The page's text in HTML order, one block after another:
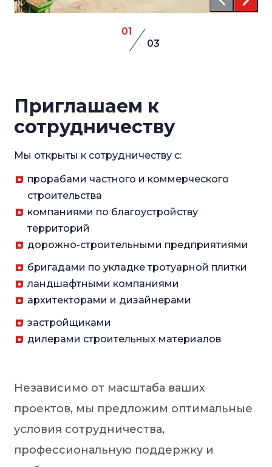
01
03
Приглашаем к
сотрудничеству
Мы открыты к сотрудничеству с:
прорабами частного и коммерческого
строительства
компаниями по благоустройству
территорий
дорожно-строительными предприятиями
бригадами по укладке тротуарной плитки
ландшафтными компаниями
архитекторами и дизайнерами
застройщиками
дилерами строительных материалов
Независимо от масштаба ваших
проектов, мы предложим оптимальные
условия сотрудничества,
профессиональную поддержку и